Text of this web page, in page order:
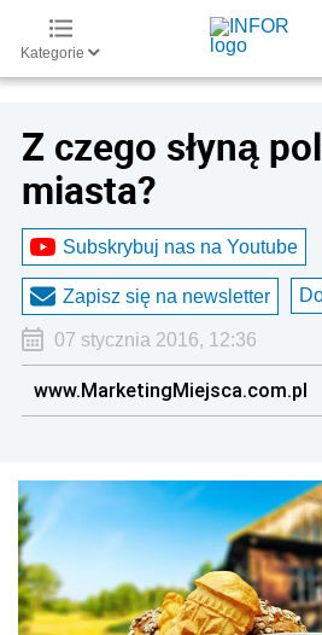
Kategorie
Z czego słyną
miasta?
Subskrybuj nas na Youtube
Zapisz się na newsletter
07 stycznia 2016, 12:36
www.MarketingMiejsca.com.pl